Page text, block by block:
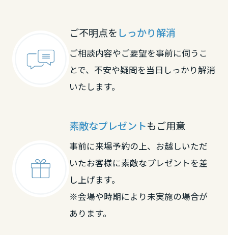
ご不明点を しっかり解消
ご相談内容やご要望を事前に伺うこ
とで、不安や疑問を当日しっかり解消
いたします。
素敵なプレゼントもご用意
事前に来場予約の上、お越しいただ
いたお客様に素敵なプレゼントを差
し上げます。
※会場や時期により未実施の場合が
あります。